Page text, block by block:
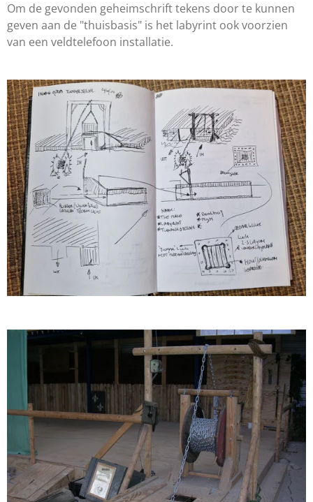
Om de gevonden geheimschrift tekens door te kunnen
geven aan de "thuisbasis" is het labyrint ook voorzien
van een veldtelefoon installatie.